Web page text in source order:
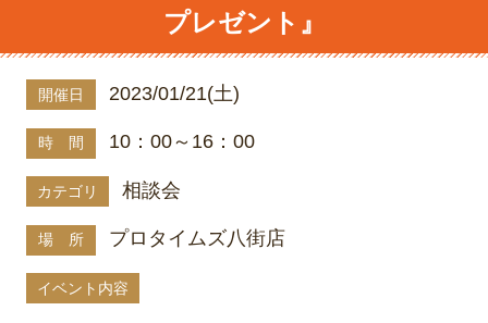
プレゼント』
開催日 2023/01/21(土)
時 間 10：00～16：00
カテゴリ 相談会
場 所 プロタイムズ八街店
イベント内容